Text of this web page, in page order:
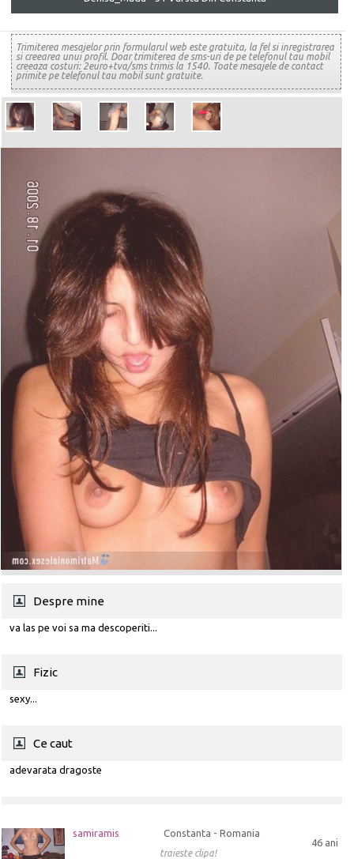
Trimiterea mesajelor prin formularul web este gratuita, la fel si inregistrarea
si creearea unui profil. Doar trimiterea de sms-uri de pe telefonul tau mobil
creeaza costuri: 2euro+tva/sms trimis la 1540. Toate mesajele de contact
primite pe telefonul tau mobil sunt gratuite.
Despre mine
va las pe voi sa ma descoperiti...
Fizic
sexy...
Ce caut
adevarata dragoste
samiramis
46 ani
Constanta - Romania
traieste clipa!